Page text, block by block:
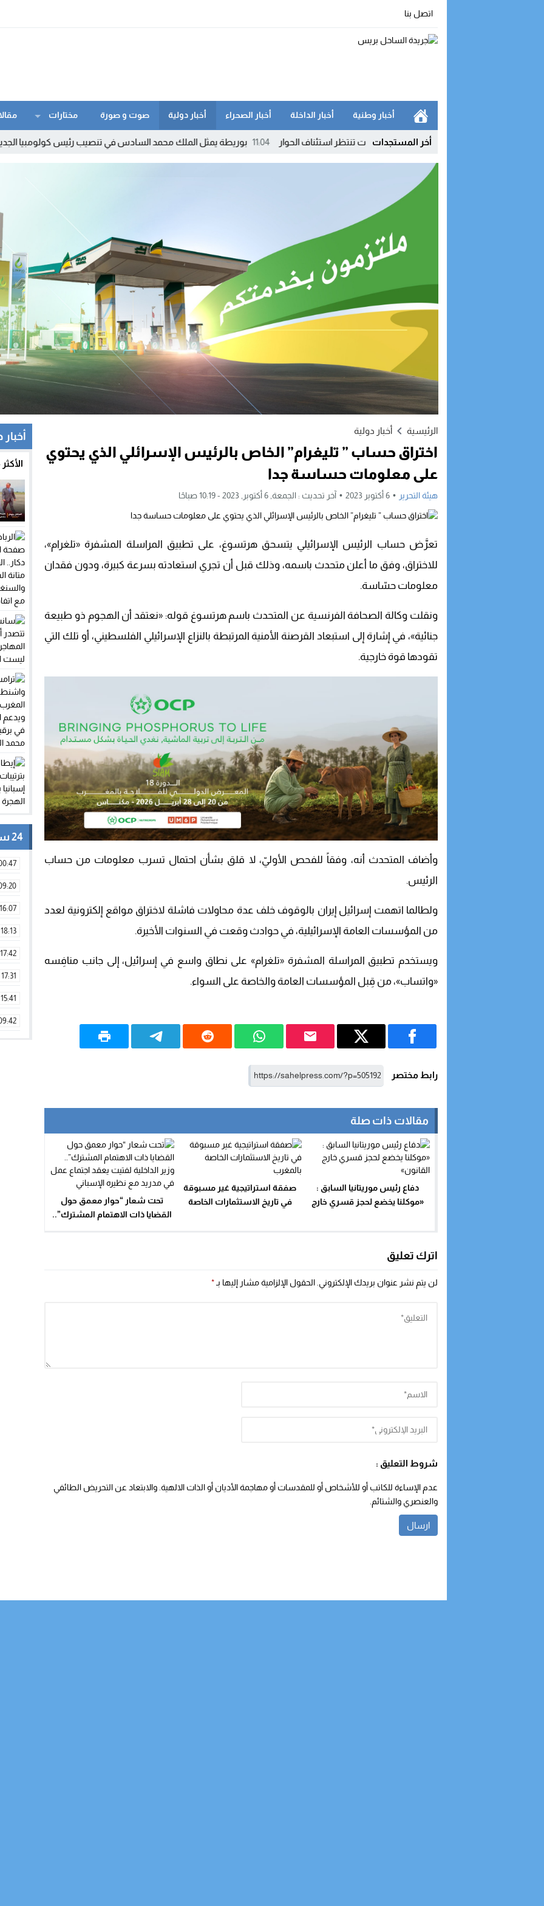
اتصل بنا
أخبار وطنية أخبار الداخلة أخبار الصحراء أخبار دولية صوت و صورة مختارات
أخر المستجدات 11:04 بوريطة يمثل الملك محمد السادس في تنصيب رئيس كولومبيا الجديد 01:10
الرئيسية أخبار دولية
اختراق حساب ” تليغرام” الخاص بالرئيس الإسرائلي الذي يحتوي
على معلومات حساسة جدا
هيئة التحرير 6 أكتوبر 2023 آخر تحديث : الجمعة, 6 أكتوبر, 2023 - 10:19 صباحًا
تعرَّض حساب الرئيس الإسرائيلي يتسحق هرتسوغ، على تطبيق المراسلة المشفرة «تلغرام»،
للاختراق، وفق ما أعلن متحدث باسمه، وذلك قبل أن تجري استعادته بسرعة كبيرة، ودون فقدان
معلومات حسّاسة.
ونقلت وكالة الصحافة الفرنسية عن المتحدث باسم هرتسوغ قوله: «نعتقد أن الهجوم ذو طبيعة
جنائية»، في إشارة إلى استبعاد القرصنة الأمنية المرتبطة بالنزاع الإسرائيلي الفلسطيني، أو تلك التي
تقودها قوة خارجية.
وأضاف المتحدث أنه، وفقاً للفحص الأوليّ، لا قلق بشأن احتمال تسرب معلومات من حساب
الرئيس.
ولطالما اتهمت إسرائيل إيران بالوقوف خلف عدة محاولات فاشلة لاختراق مواقع إلكترونية لعدد
من المؤسسات العامة الإسرائيلية، في حوادث وقعت في السنوات الأخيرة.
ويستخدم تطبيق المراسلة المشفرة «تلغرام» على نطاق واسع في إسرائيل، إلى جانب منافِسه
«واتساب»، من قِبل المؤسسات العامة والخاصة على السواء.
رابط مختصر
مقالات ذات صلة
دفاع رئيس موريتانيا السابق :
«موكلنا يخضع لحجز قسري خارج
صفقة استراتيجية غير مسبوقة
في تاريخ الاستثمارات الخاصة
تحت شعار “حوار معمق حول
القضايا ذات الاهتمام المشترك”..
اترك تعليق
لن يتم نشر عنوان بريدك الإلكتروني. الحقول الإلزامية مشار إليها بـ *
شروط التعليق :
عدم الإساءة للكاتب أو للأشخاص أو للمقدسات أو مهاجمة الأديان أو الذات الالهية. والابتعاد عن التحريض الطائفي
والعنصري والشتائم.
أخبار
24 ساعة
16:07
18:13
17:42
17:31
15:41